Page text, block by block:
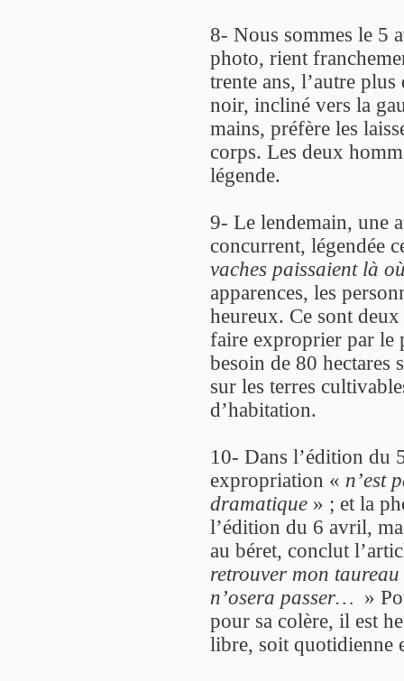
8- Nous sommes le 5
photo, rient
trente ans, l’autre
noir, incliné vers la
mains, préfère les
corps. Les deux
légende.
9- Le lendemain, une
concurrent, légendée
vaches paissaient là
apparences, les
heureux. Ce sont
faire exproprier par le
besoin de 80 hectares
sur les terres
d’habitation.
10- Dans l’édition du
expropriation « n’est
dramatique » ; et la
l’édition du 6 avril,
au béret, conclut
retrouver mon
n’osera passer… »
pour sa colère, il est
libre, soit quotidienne